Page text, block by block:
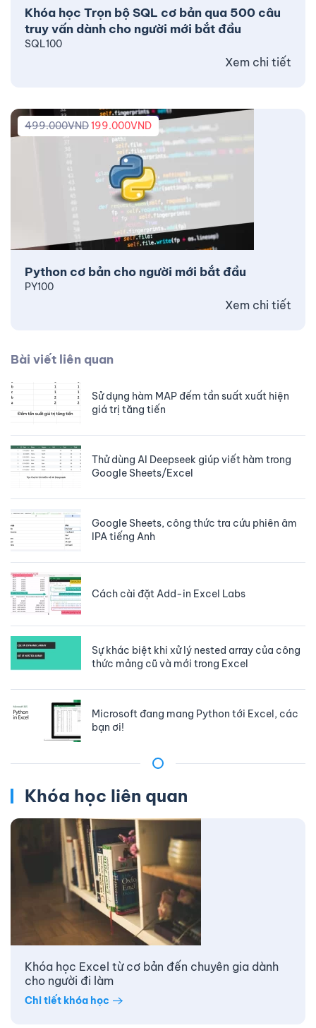
Khóa học Trọn bộ SQL cơ bản qua 500 câu
truy vấn dành cho người mới bắt đầu
SQL100
Xem chi tiết
Python cơ bản cho người mới bắt đầu
499.000VND199.000VND
PY100
Xem chi tiết
Bài viết liên quan
Sử dụng hàm MAP đếm tần suất xuất hiện
giá trị tăng tiến
Thử dùng AI Deepseek giúp viết hàm trong
Google Sheets/Excel
Google Sheets, công thức tra cứu phiên âm
IPA tiếng Anh
Cách cài đặt Add-in Excel Labs
Sự khác biệt khi xử lý nested array của công
thức mảng cũ và mới trong Excel
Microsoft đang mang Python tới Excel, các
bạn ơi!
Khóa học liên quan
Khóa học Excel từ cơ bản đến chuyên gia dành
cho người đi làm
Chi tiết khóa học